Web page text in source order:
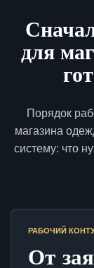
для
Порядок
магазина
систему: что
РАБОЧИЙ
От